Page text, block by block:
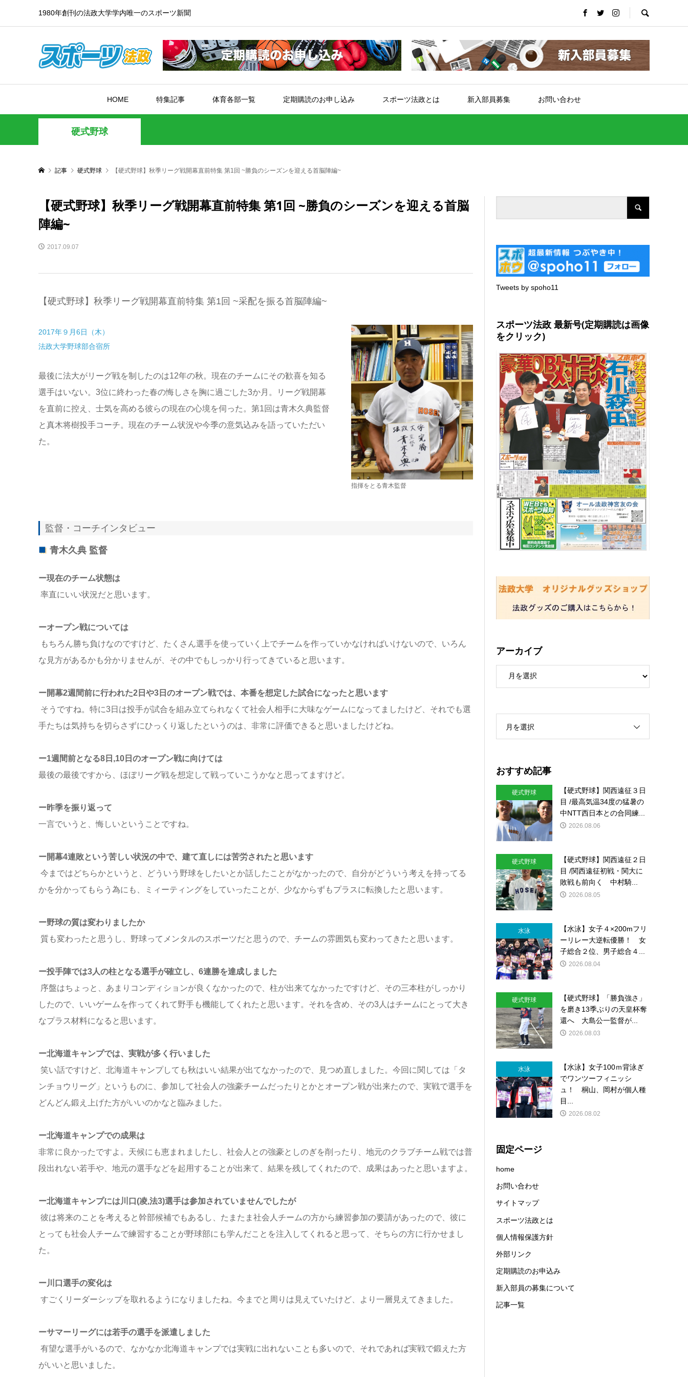
1980年創刊の法政大学学内唯一のスポーツ新聞
HOME 特集記事 体育各部一覧 定期購読のお申し込み スポーツ法政とは 新入部員募集 お問い合わせ
硬式野球
記事 硬式野球 【硬式野球】秋季リーグ戦開幕直前特集 第1回 ~勝負のシーズンを迎える首脳陣編~
【硬式野球】秋季リーグ戦開幕直前特集 第1回 ~勝負のシーズンを迎える首脳
陣編~
2017.09.07
【硬式野球】秋季リーグ戦開幕直前特集 第1回 ~采配を振る首脳陣編~
2017年９月6日（木）
法政大学野球部合宿所
最後に法大がリーグ戦を制したのは12年の秋。現在のチームにその歓喜を知る
選手はいない。3位に終わった春の悔しさを胸に過ごした3か月。リーグ戦開幕
を直前に控え、士気を高める彼らの現在の心境を伺った。第1回は青木久典監督
と真木将樹投手コーチ。現在のチーム状況や今季の意気込みを語っていただい
た。
指揮をとる青木監督
監督・コーチインタビュー
青木久典 監督
ー現在のチーム状態は
率直にいい状況だと思います。
ーオープン戦については
もちろん勝ち負けなのですけど、たくさん選手を使っていく上でチームを作っていかなければいけないので、いろん
な見方があるかも分かりませんが、その中でもしっかり行ってきていると思います。
ー開幕2週間前に行われた2日や3日のオープン戦では、本番を想定した試合になったと思います
そうですね。特に3日は投手が試合を組み立てられなくて社会人相手に大味なゲームになってましたけど、それでも選
手たちは気持ちを切らさずにひっくり返したというのは、非常に評価できると思いましたけどね。
ー1週間前となる8日,10日のオープン戦に向けては
最後の最後ですから、ほぼリーグ戦を想定して戦っていこうかなと思ってますけど。
ー昨季を振り返って
一言でいうと、悔しいということですね。
ー開幕4連敗という苦しい状況の中で、建て直しには苦労されたと思います
今まではどちらかというと、どういう野球をしたいとか話したことがなかったので、自分がどういう考えを持ってる
かを分かってもらう為にも、ミィーティングをしていったことが、少なからずもプラスに転換したと思います。
ー野球の質は変わりましたか
質も変わったと思うし、野球ってメンタルのスポーツだと思うので、チームの雰囲気も変わってきたと思います。
ー投手陣では3人の柱となる選手が確立し、6連勝を達成しました
序盤はちょっと、あまりコンディションが良くなかったので、柱が出来てなかったですけど、その三本柱がしっかり
したので、いいゲームを作ってくれて野手も機能してくれたと思います。それを含め、その3人はチームにとって大き
なプラス材料になると思います。
ー北海道キャンプでは、実戦が多く行いました
笑い話ですけど、北海道キャンプしても秋はいい結果が出てなかったので、見つめ直しました。今回に関しては「タ
ンチョウリーグ」というものに、参加して社会人の強豪チームだったりとかとオープン戦が出来たので、実戦で選手を
どんどん鍛え上げた方がいいのかなと臨みました。
ー北海道キャンプでの成果は
非常に良かったですよ。天候にも恵まれましたし、社会人との強豪としのぎを削ったり、地元のクラブチーム戦では普
段出れない若手や、地元の選手などを起用することが出来て、結果を残してくれたので、成果はあったと思いますよ。
ー北海道キャンプには川口(凌,法3)選手は参加されていませんでしたが
彼は将来のことを考えると幹部候補でもあるし、たまたま社会人チームの方から練習参加の要請があったので、彼に
とっても社会人チームで練習することが野球部にも学んだことを注入してくれると思って、そちらの方に行かせまし
た。
ー川口選手の変化は
すごくリーダーシップを取れるようになりましたね。今までと周りは見えていたけど、より一層見えてきました。
ーサマーリーグには若手の選手を派遣しました
有望な選手がいるので、なかなか北海道キャンプでは実戦に出れないことも多いので、それであれば実戦で鍛えた方
がいいと思いました。
Tweets by spoho11
スポーツ法政 最新号(定期購読は画像
をクリック)
アーカイブ
月を選択
おすすめ記事
硬式野球
【硬式野球】関西遠征３日
目 /最高気温34度の猛暑の
中NTT西日本との合同練...
2026.08.06
硬式野球
【硬式野球】関西遠征２日
目 /関西遠征初戦・関大に
敗戦も前向く 中村騎...
2026.08.05
水泳
【水泳】女子４×200mフリ
ーリレー大逆転優勝！ 女
子総合２位、男子総合４...
2026.08.04
硬式野球
【硬式野球】「勝負強さ」
を磨き13季ぶりの天皇杯奪
還へ 大島公一監督が...
2026.08.03
水泳
【水泳】女子100ｍ背泳ぎ
でワンツーフィニッシ
ュ！ 桐山、岡村が個人種
目...
2026.08.02
固定ページ
home
お問い合わせ
サイトマップ
スポーツ法政とは
個人情報保護方針
外部リンク
定期購読のお申込み
新入部員の募集について
記事一覧